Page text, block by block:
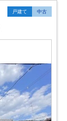
戸建て 中古